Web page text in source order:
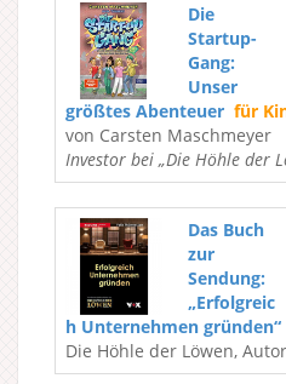
Die
Startup-
Gang:
Unser
größtes Abenteuer für
von Carsten Maschmeyer
Investor bei „Die Höhle der
Das Buch
zur
Sendung:
„Erfolgreic
h Unternehmen gründen“
Die Höhle der Löwen,